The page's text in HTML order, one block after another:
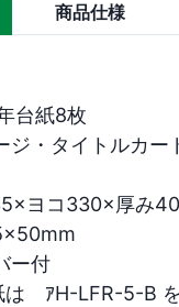
商品仕様
台紙8枚
ジ・タイトルカー
ヨコ330×厚み
ー付
　ｱH-LFR-5-B